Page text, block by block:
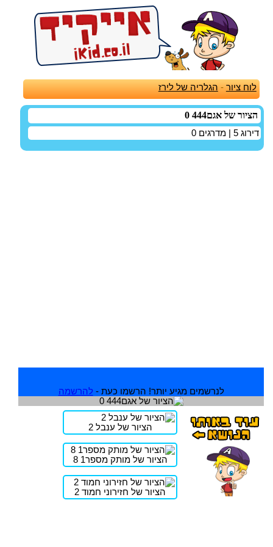
לוח ציור - הגלריה של לירז
הציור של אגם444 0
דירוג 5 | מדרגים 0
לנרשמים מגיע יותר! הרשמו כעת - להרשמה
הציור של ענבל 2
הציור של מותק מספר1 8
הציור של חזירוני חמוד 2